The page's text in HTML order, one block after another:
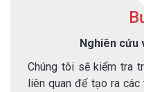
Nghiên cứu
Chúng tôi sẽ kiểm tra
liên quan để tạo ra